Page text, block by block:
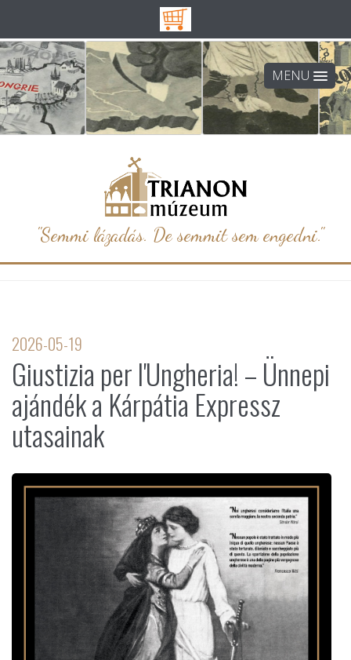
MENU
"Semmi lázadás. De semmit sem engedni."
2026-05-19
Giustizia per l'Ungheria! – Ünnepi
ajándék a Kárpátia Expressz
utasainak